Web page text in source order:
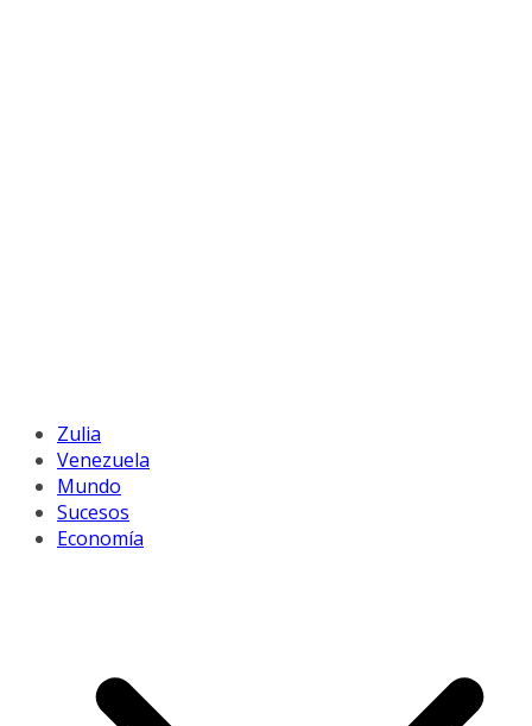
Zulia
Venezuela
Mundo
Sucesos
Economía